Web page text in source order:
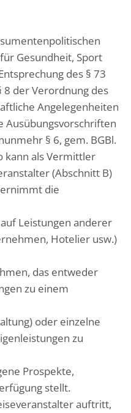
Gesundheit, Sport
des § 73
8 der Verordnung des
Angelegenheiten
Ausübungsvorschriften
§ 6, gem. BGBl.
kann als Vermittler
(Abschnitt B)
die
Leistungen anderer
Hotelier usw.)
das entweder
zu einem
oder einzelne
zu
Prospekte,
stellt.
auftritt,